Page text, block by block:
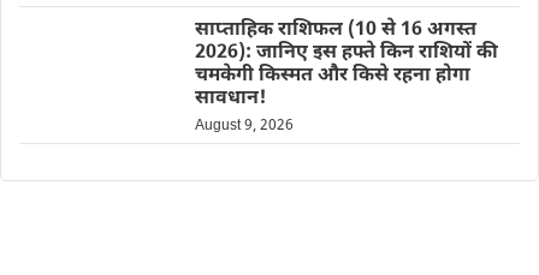
साप्ताहिक राशिफल (10 से 16 अगस्त
2026): जानिए इस हफ्ते किन राशियों की
चमकेगी किस्मत और किसे रहना होगा
सावधान!
August 9, 2026